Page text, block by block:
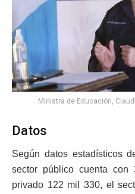
Ministra de Educación,
Datos
Según datos estadísticos
sector público cuenta con
privado 122 mil 330, el